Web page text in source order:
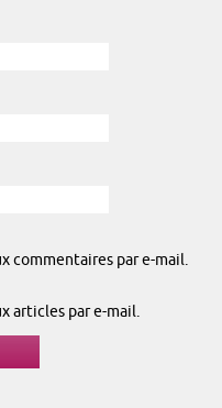
commentaires par e-mail.
articles par e-mail.